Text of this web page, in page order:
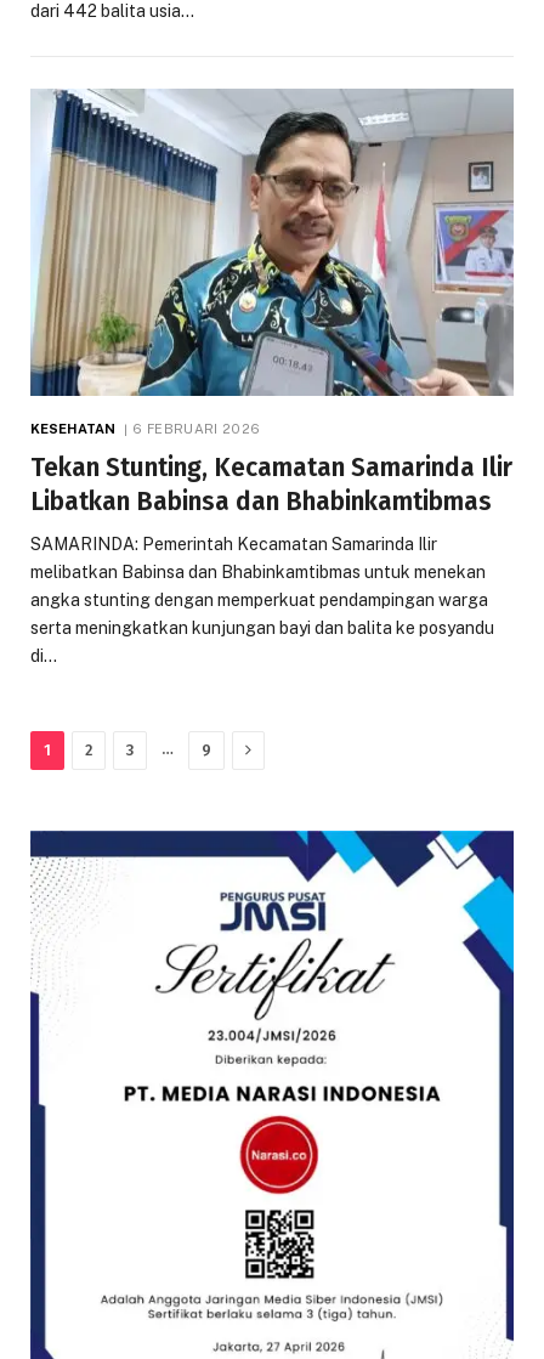
dari 442 balita usia…
KESEHATAN 6 FEBRUARI 2026
Tekan Stunting, Kecamatan Samarinda Ilir
Libatkan Babinsa dan Bhabinkamtibmas
SAMARINDA: Pemerintah Kecamatan Samarinda Ilir
melibatkan Babinsa dan Bhabinkamtibmas untuk menekan
angka stunting dengan memperkuat pendampingan warga
serta meningkatkan kunjungan bayi dan balita ke posyandu
di…
1 2 3 … 9 Next